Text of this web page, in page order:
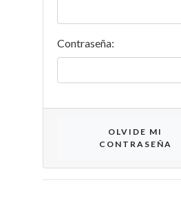
Contraseña:
OLVIDE MI
CONTRASEÑA